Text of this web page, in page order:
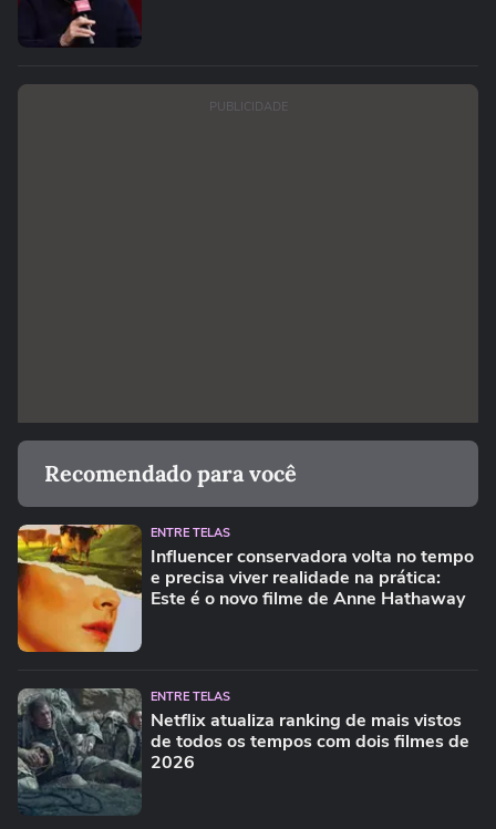
PUBLICIDADE
Recomendado para você
ENTRE TELAS
Influencer conservadora volta no tempo
e precisa viver realidade na prática:
Este é o novo filme de Anne Hathaway
ENTRE TELAS
Netflix atualiza ranking de mais vistos
de todos os tempos com dois filmes de
2026